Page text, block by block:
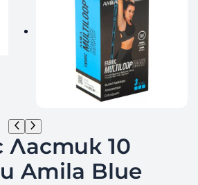
10
Amila Blue